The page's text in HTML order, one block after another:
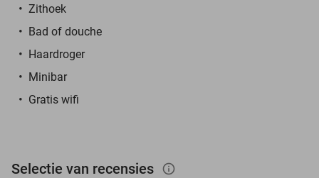
Zithoek
Bad of douche
Haardroger
Minibar
Gratis wifi
Selectie van recensies info_outlined